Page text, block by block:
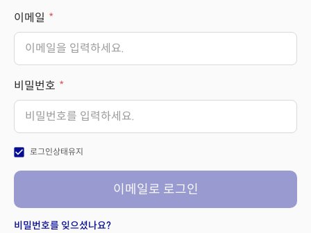
이메일
비밀번호
check_box 로그인상태유지
이메일로 로그인
비밀번호를 잊으셨나요?